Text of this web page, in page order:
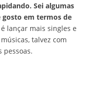
Sei algumas
em termos de
lançar mais singles e
talvez com
pessoas.